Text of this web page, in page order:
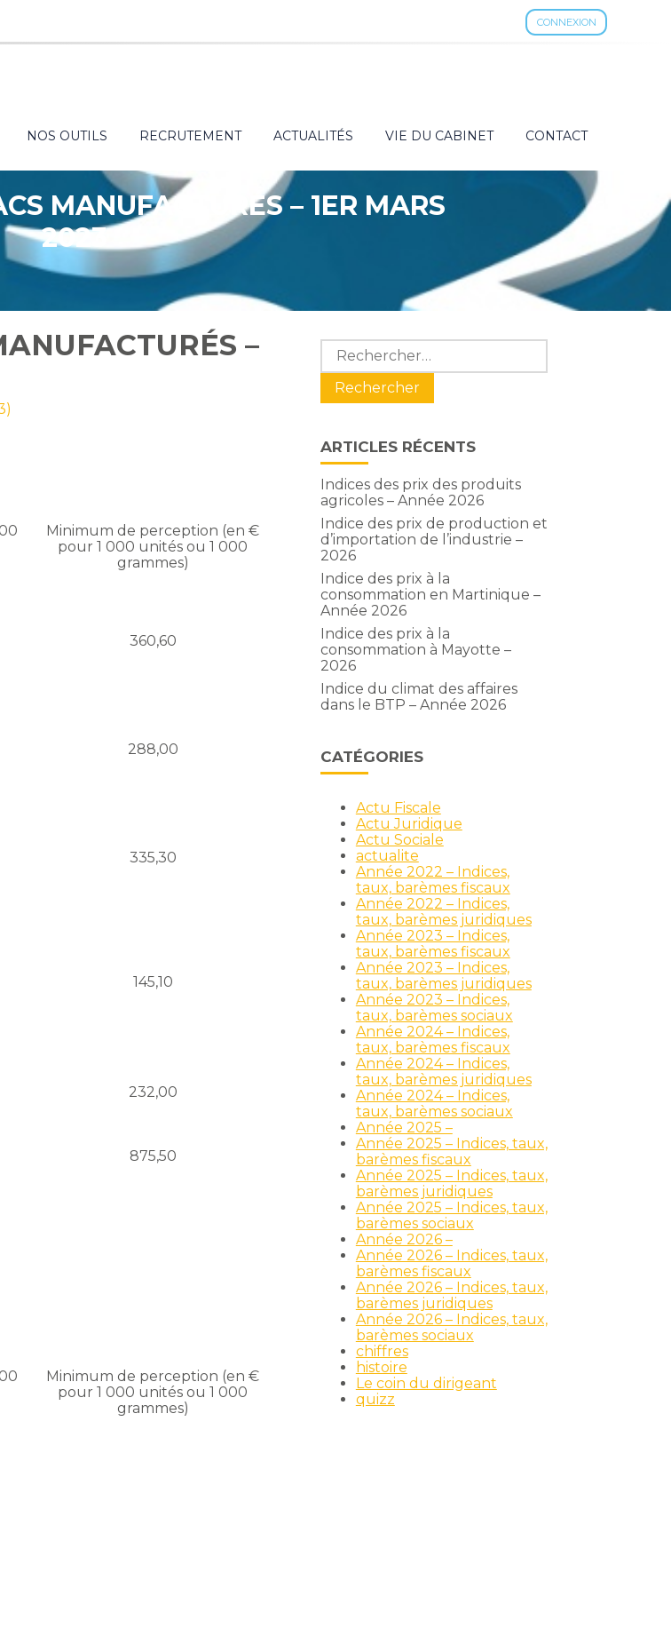
CONNEXION
NOS OUTILS RECRUTEMENT ACTUALITÉS VIE DU CABINET CONTACT
MANUFACTURÉS – 1ER MARS
2023
–
Minimum de perception (en €
pour 1 000 unités ou 1 000
grammes)
360,60
288,00
335,30
145,10
232,00
875,50
Minimum de perception (en €
pour 1 000 unités ou 1 000
grammes)
Blog
sidebar
Rechercher :
ARTICLES RÉCENTS
Indices des prix des produits
agricoles – Année 2026
Indice des prix de production et
d’importation de l’industrie –
2026
Indice des prix à la
consommation en Martinique –
Année 2026
Indice des prix à la
consommation à Mayotte –
2026
Indice du climat des affaires
dans le BTP – Année 2026
CATÉGORIES
Actu Fiscale
Actu Juridique
Actu Sociale
actualite
Année 2022 – Indices,
taux, barèmes fiscaux
Année 2022 – Indices,
taux, barèmes juridiques
Année 2023 – Indices,
taux, barèmes fiscaux
Année 2023 – Indices,
taux, barèmes juridiques
Année 2023 – Indices,
taux, barèmes sociaux
Année 2024 – Indices,
taux, barèmes fiscaux
Année 2024 – Indices,
taux, barèmes juridiques
Année 2024 – Indices,
taux, barèmes sociaux
Année 2025 –
Année 2025 – Indices, taux,
barèmes fiscaux
Année 2025 – Indices, taux,
barèmes juridiques
Année 2025 – Indices, taux,
barèmes sociaux
Année 2026 –
Année 2026 – Indices, taux,
barèmes fiscaux
Année 2026 – Indices, taux,
barèmes juridiques
Année 2026 – Indices, taux,
barèmes sociaux
chiffres
histoire
Le coin du dirigeant
quizz